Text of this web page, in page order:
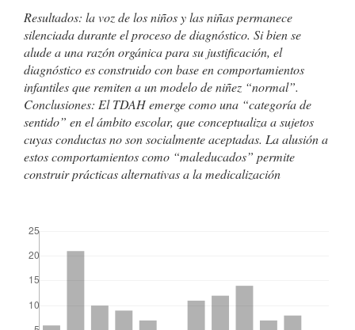
Resultados: la voz de los niños y las niñas permanece
silenciada durante el proceso de diagnóstico. Si bien se
alude a una razón orgánica para su justificación, el
diagnóstico es construido con base en comportamientos
infantiles que remiten a un modelo de niñez “normal”.
Conclusiones: El TDAH emerge como una “categoría de
sentido” en el ámbito escolar, que conceptualiza a sujetos
cuyas conductas no son socialmente aceptadas. La alusión a
estos comportamientos como “maleducados” permite
construir prácticas alternativas a la medicalización